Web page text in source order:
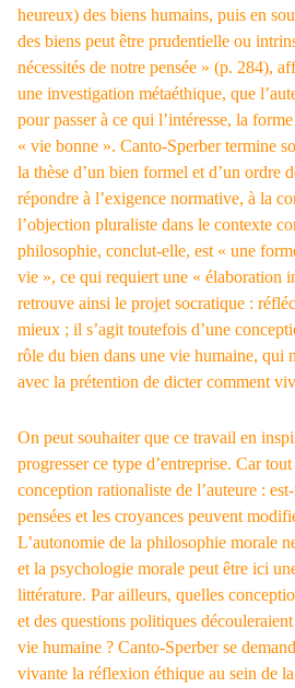
heureux) des biens humains, puis en
des biens peut être prudentielle ou
nécessités de notre pensée » (p. 284),
une investigation métaéthique, que
pour passer à ce qui l’intéresse, la
« vie bonne ». Canto-Sperber termine
la thèse d’un bien formel et d’un ordre
répondre à l’exigence normative, à la
l’objection pluraliste dans le contexte
philosophie, conclut-elle, est « une
vie », ce qui requiert une « élaboration
retrouve ainsi le projet socratique :
mieux ; il s’agit toutefois d’une
rôle du bien dans une vie humaine, qui
avec la prétention de dicter comment
On peut souhaiter que ce travail en
progresser ce type d’entreprise. Car
conception rationaliste de l’auteure :
pensées et les croyances peuvent
L’autonomie de la philosophie morale
et la psychologie morale peut être ici
littérature. Par ailleurs, quelles
et des questions politiques
vie humaine ? Canto-Sperber se
vivante la réflexion éthique au sein de